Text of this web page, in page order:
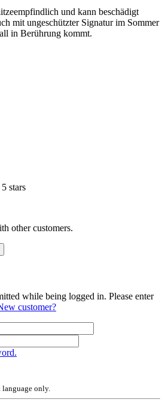
und kann beschädigt
mit ungeschützter Signatur im Sommer
in Berührung kommt.
stars
other customers.
while being logged in. Please enter
customer?
only.